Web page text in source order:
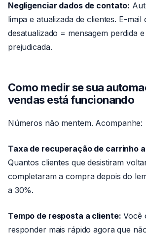
Negligenciar dados de contato:
limpa e atualizada de clientes. E-mail
desatualizado = mensagem perdida
prejudicada.
Como medir se sua
vendas está funcionando
Números não mentem. Acompanhe:
Taxa de recuperação de carrinho
Quantos clientes que desistiram
completaram a compra depois do
a 30%.
Tempo de resposta a cliente: Você
responder mais rápido agora que